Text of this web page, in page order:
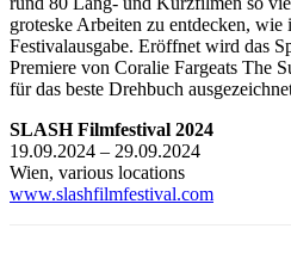
groteske Arbeiten zu entdecken, wie
Festivalausgabe. Eröffnet wird das
Premiere von Coralie Fargeats The
für das beste Drehbuch
SLASH Filmfestival 2024
19.09.2024 – 29.09.2024
Wien, various locations
www.slashfilmfestival.com